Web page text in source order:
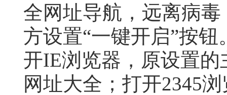
全网址导航，远离病
方设置“一键开启”按
开IE浏览器，原设置
网址大全；打开2345